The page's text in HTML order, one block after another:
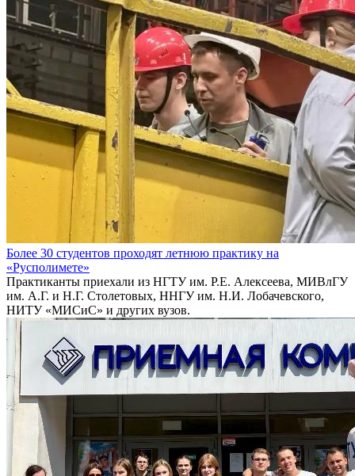
Более 30 студентов проходят летнюю практику на
«Русполимете»
Практиканты приехали из НГТУ им. Р.Е. Алексеева, МИВлГУ
им. А.Г. и Н.Г. Столетовых, ННГУ им. Н.И. Лобачевского,
НИТУ «МИСиС» и других вузов.